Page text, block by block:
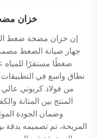
خزان
جهاز صيانة الضغط
ضغطًا مستقرًا للمياه
نطاق واسع في التطبيقات
من فولاذ كربوني عالي
المنتج بين المتانة
وضمان الجودة